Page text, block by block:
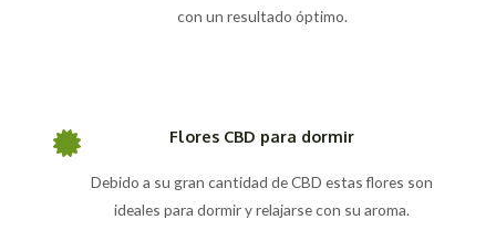
con un resultado óptimo.
Flores CBD para dormir
Debido a su gran cantidad de CBD estas flores son
ideales para dormir y relajarse con su aroma.